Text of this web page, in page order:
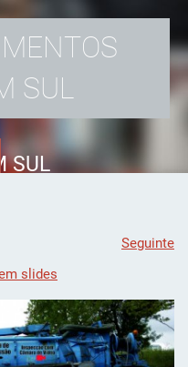
SUL
SUL
Seguinte
slides